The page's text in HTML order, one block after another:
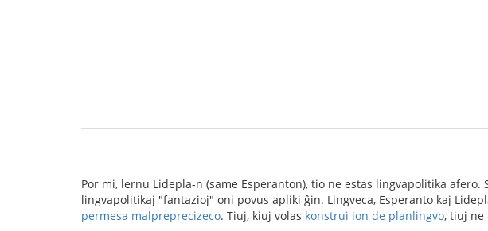
Por mi, lernu Lidepla-n (same Esperanton), tio ne estas lingvapolitika
lingvapolitikaj "fantazioj" oni povus apliki ĝin. Lingveca, Esperanto kaj
permesa malpreprecizeco. Tiuj, kiuj volas konstrui ion de planlingvo, tiuj ne